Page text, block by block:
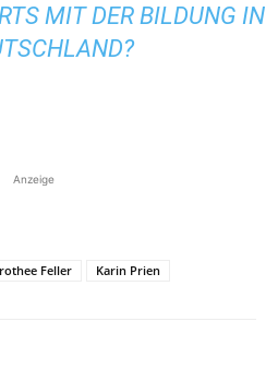
MIT DER BILDUNG IN
Anzeige
Feller Karin Prien